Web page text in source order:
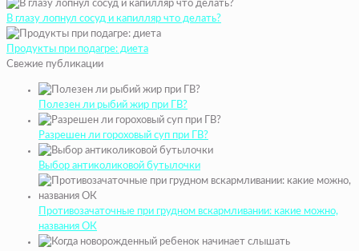
В глазу лопнул сосуд и капилляр что делать?
Продукты при подагре: диета
Свежие публикации
Полезен ли рыбий жир при ГВ?
Разрешен ли гороховый суп при ГВ?
Выбор антиколиковой бутылочки
Противозачаточные при грудном вскармливании: какие можно,
названия ОК